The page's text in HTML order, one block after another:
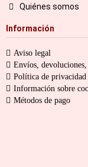
Quiénes somos
Información
Aviso legal
Envíos, devoluciones,
Política de privacidad
Información sobre
Métodos de pago